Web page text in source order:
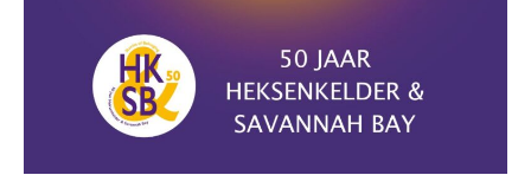
Vacatures
Steun ons
Contact